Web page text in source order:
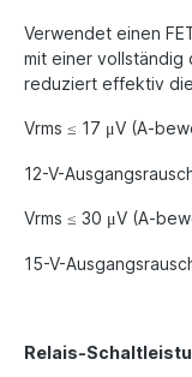
Verwendet einen
mit einer vollständig
reduziert effektiv
Vrms ≤ 17 μV (A-
12-V-
Vrms ≤ 30 μV (A-
15-V-
Relais-